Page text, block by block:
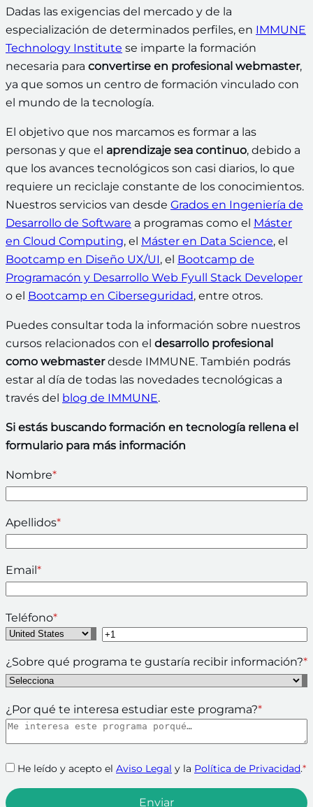
Dadas las exigencias del mercado y de la
especialización de determinados perfiles, en IMMUNE
Technology Institute se imparte la formación
necesaria para convertirse en profesional webmaster,
ya que somos un centro de formación vinculado con
el mundo de la tecnología.
El objetivo que nos marcamos es formar a las
personas y que el aprendizaje sea continuo, debido a
que los avances tecnológicos son casi diarios, lo que
requiere un reciclaje constante de los conocimientos.
Nuestros servicios van desde Grados en Ingeniería de
Desarrollo de Software a programas como el Máster
en Cloud Computing, el Máster en Data Science, el
Bootcamp en Diseño UX/UI, el Bootcamp de
Programacón y Desarrollo Web Fyull Stack Developer
o el Bootcamp en Ciberseguridad, entre otros.
Puedes consultar toda la información sobre nuestros
cursos relacionados con el desarrollo profesional
como webmasterdesde IMMUNE. También podrás
estar al día de todas las novedades tecnológicas a
través del blog de IMMUNE.
Si estás buscando formación en tecnología rellena el
formulario para más información
Nombre*
Apellidos*
Email *
Teléfono*
¿Sobre qué programa te gustaría recibir información?*
¿Por qué te interesa estudiar este programa?*
He leído y acepto el Aviso Legal y la Política de Privacidad.*